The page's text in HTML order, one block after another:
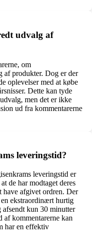
udvalg af
om
af produkter. Dog er der
oplevelser med at købe
Dette kan tyde
men det er ikke
ud fra kommentarerne
leveringstid?
leveringstid er
de har modtaget deres
have afgivet ordren. Der
ekstraordinært hurtig
kun 30 minutter
af kommentarerne kan
har en effektiv